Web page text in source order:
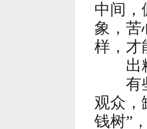
中间，
象，苦
样，才
出精
有些
观众，
钱树”